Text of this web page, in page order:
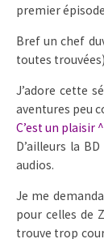
premier
Bref un chef
toutes
J’adore cette
aventures peu
C’est un plaisir
D’ailleurs la
audios.
Je me
pour celles de
trouve trop